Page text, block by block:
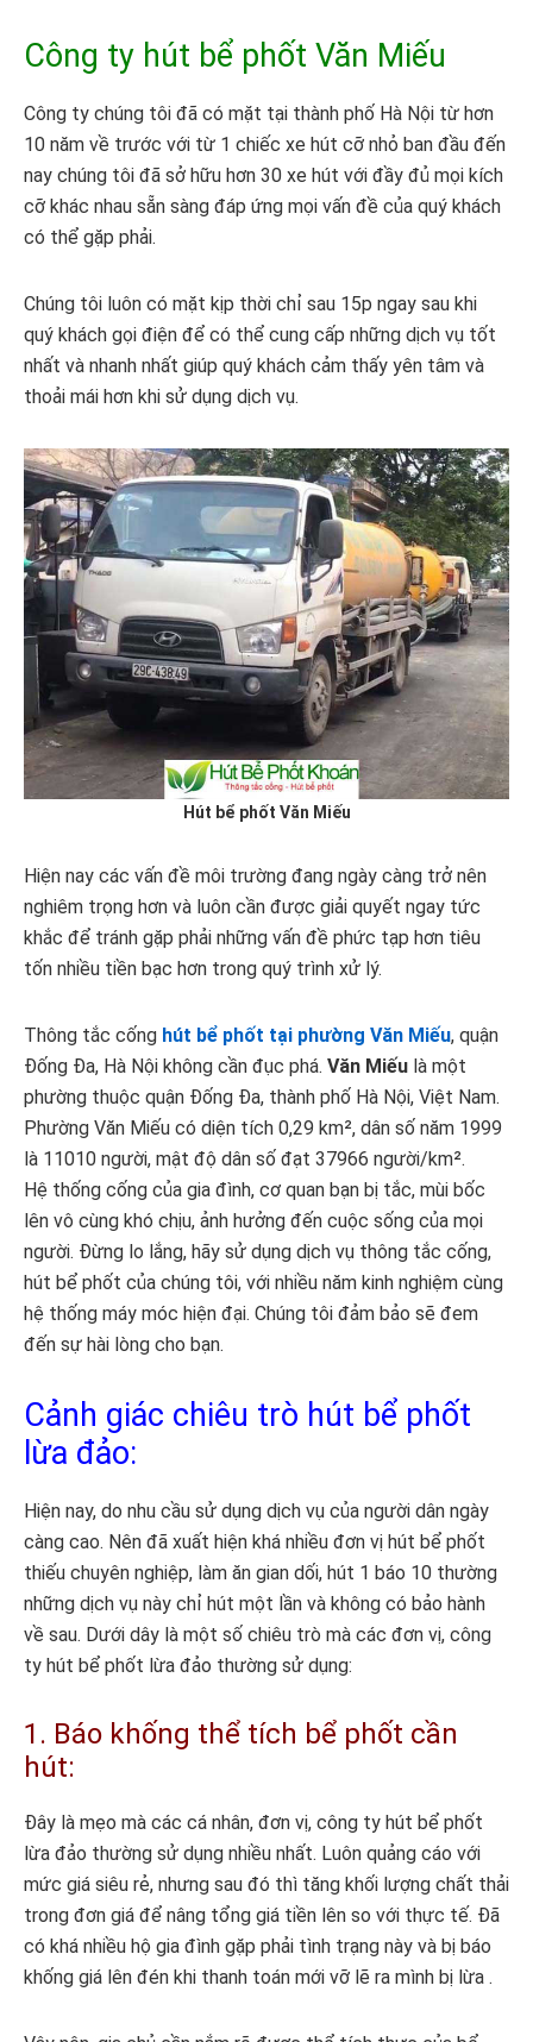
Công ty hút bể phốt Văn Miếu
Công ty chúng tôi đã có mặt tại thành phố Hà Nội từ hơn
10 năm về trước với từ 1 chiếc xe hút cỡ nhỏ ban đầu đến
nay chúng tôi đã sở hữu hơn 30 xe hút với đầy đủ mọi kích
cỡ khác nhau sẵn sàng đáp ứng mọi vấn đề của quý khách
có thể gặp phải.
Chúng tôi luôn có mặt kịp thời chỉ sau 15p ngay sau khi
quý khách gọi điện để có thể cung cấp những dịch vụ tốt
nhất và nhanh nhất giúp quý khách cảm thấy yên tâm và
thoải mái hơn khi sử dụng dịch vụ.
Hút bể phốt Văn Miếu
Hiện nay các vấn đề môi trường đang ngày càng trở nên
nghiêm trọng hơn và luôn cần được giải quyết ngay tức
khắc để tránh gặp phải những vấn đề phức tạp hơn tiêu
tốn nhiều tiền bạc hơn trong quý trình xử lý.
Thông tắc cống hút bể phốt tại phường Văn Miếu, quận
Đống Đa, Hà Nội không cần đục phá. Văn Miếu là một
phường thuộc quận Đống Đa, thành phố Hà Nội, Việt Nam.
Phường Văn Miếu có diện tích 0,29 km², dân số năm 1999
là 11010 người, mật độ dân số đạt 37966 người/km².
Hệ thống cống của gia đình, cơ quan bạn bị tắc, mùi bốc
lên vô cùng khó chịu, ảnh hưởng đến cuộc sống của mọi
người. Đừng lo lắng, hãy sử dụng dịch vụ thông tắc cống,
hút bể phốt của chúng tôi, với nhiều năm kinh nghiệm cùng
hệ thống máy móc hiện đại. Chúng tôi đảm bảo sẽ đem
đến sự hài lòng cho bạn.
Cảnh giác chiêu trò hút bể phốt
lừa đảo:
Hiện nay, do nhu cầu sử dụng dịch vụ của người dân ngày
càng cao. Nên đã xuất hiện khá nhiều đơn vị hút bể phốt
thiếu chuyên nghiệp, làm ăn gian dối, hút 1 báo 10 thường
những dịch vụ này chỉ hút một lần và không có bảo hành
về sau. Dưới dây là một số chiêu trò mà các đơn vị, công
ty hút bể phốt lừa đảo thường sử dụng:
1. Báo khống thể tích bể phốt cần
hút:
Đây là mẹo mà các cá nhân, đơn vị, công ty hút bể phốt
lừa đảo thường sử dụng nhiều nhất. Luôn quảng cáo với
mức giá siêu rẻ, nhưng sau đó thì tăng khối lượng chất thải
trong đơn giá để nâng tổng giá tiền lên so với thực tế. Đã
có khá nhiều hộ gia đình gặp phải tình trạng này và bị báo
khống giá lên đén khi thanh toán mới vỡ lẽ ra mình bị lừa .